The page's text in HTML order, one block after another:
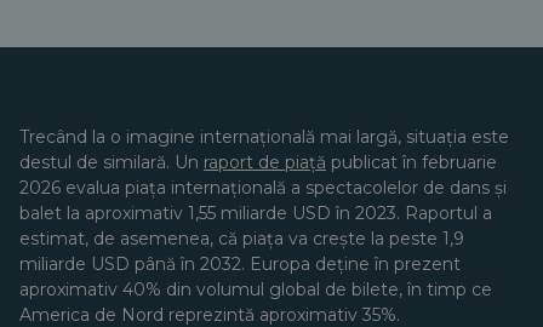
Trecând la o imagine internațională mai largă, situația este
destul de similară. Un raport de piață publicat în februarie
2026 evalua piața internațională a spectacolelor de dans și
balet la aproximativ 1,55 miliarde USD în 2023. Raportul a
estimat, de asemenea, că piața va crește la peste 1,9
miliarde USD până în 2032. Europa deține în prezent
aproximativ 40% din volumul global de bilete, în timp ce
America de Nord reprezintă aproximativ 35%.